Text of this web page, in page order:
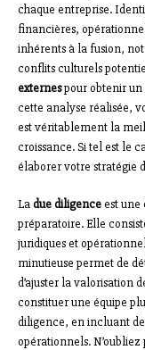
chaque entreprise.
financières,
inhérents à la fusion,
conflits culturels
externespour obtenir un
cette analyse réalisée,
est véritablement la
croissance. Si tel est le
élaborer votre stratégie
Ladue diligenceest une
préparatoire. Elle
juridiques et
minutieuse permet de
d’ajuster la valorisation
constituer une équipe
diligence, en incluant
opérationnels. N’oubliez